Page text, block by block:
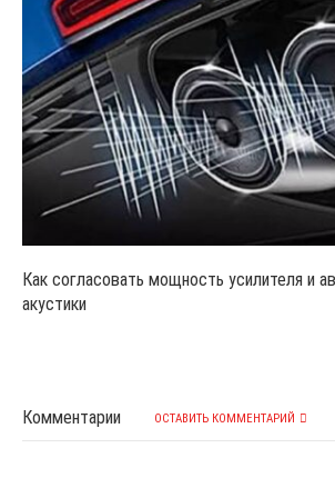
Как согласовать мощность усилителя и
акустики
Комментарии ОСТАВИТЬ КОММЕНТАРИЙ